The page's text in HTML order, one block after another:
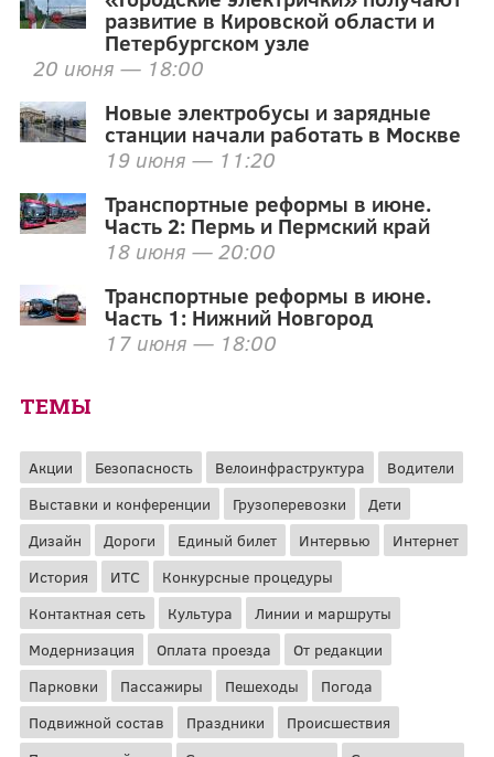
развитие в Кировской области и
Петербургском узле
20 июня — 18:00
Новые электробусы и зарядные
станции начали работать в Москве
19 июня — 11:20
Транспортные реформы в июне.
Часть 2: Пермь и Пермский край
18 июня — 20:00
Транспортные реформы в июне.
Часть 1: Нижний Новгород
17 июня — 18:00
ТЕМЫ
Акции Безопасность Велоинфраструктура
Водители
Выставки и конференции
Грузоперевозки
Дети
Дизайн
Дороги Единый билет Интервью
Интернет
История
ИТС
Конкурсные процедуры
Контактная сеть
Культура
Линии и маршруты
Модернизация
Оплата проезда
От редакции
Парковки
Пассажиры Пешеходы
Погода
Подвижной состав
Праздники
Происшествия